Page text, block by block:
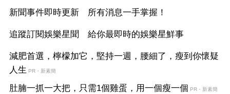
新聞事件即時更新 所有消息一手掌握！
追蹤訂閱娛樂星聞 給你最即時的娛樂星鮮事
減肥首選，檸檬加它，堅持一週，腰細了，瘦到你懷疑
人生 PR・新素簡
肚腩一抓一大把，只需1個雞蛋，用一個瘦一個 PR・新素簡